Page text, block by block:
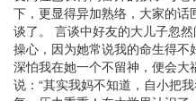
下，更显得异加熟络，大家的
谈了。 言谈中好友的大儿子忽
操心，因为她常说我的命生得不
深怕我在她一个不留神，便会大
说：“其实我妈不知道，自小把